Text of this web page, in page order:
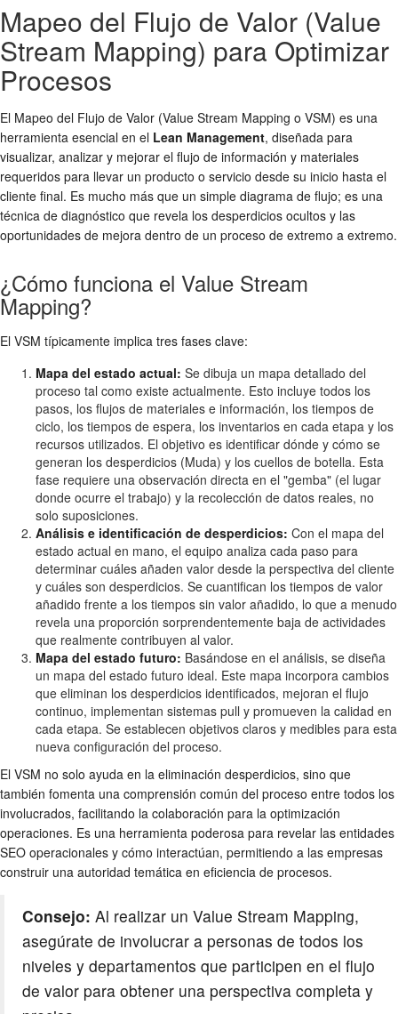
Mapeo del Flujo de Valor (Value
Stream Mapping) para Optimizar
Procesos
El Mapeo del Flujo de Valor (Value Stream Mapping o VSM) es una
herramienta esencial en el Lean Management, diseñada para
visualizar, analizar y mejorar el flujo de información y materiales
requeridos para llevar un producto o servicio desde su inicio hasta el
cliente final. Es mucho más que un simple diagrama de flujo; es una
técnica de diagnóstico que revela los desperdicios ocultos y las
oportunidades de mejora dentro de un proceso de extremo a extremo.
¿Cómo funciona el Value Stream
Mapping?
El VSM típicamente implica tres fases clave:
Mapa del estado actual: Se dibuja un mapa detallado del
proceso tal como existe actualmente. Esto incluye todos los
pasos, los flujos de materiales e información, los tiempos de
ciclo, los tiempos de espera, los inventarios en cada etapa y los
recursos utilizados. El objetivo es identificar dónde y cómo se
generan los desperdicios (Muda) y los cuellos de botella. Esta
fase requiere una observación directa en el "gemba" (el lugar
donde ocurre el trabajo) y la recolección de datos reales, no
solo suposiciones.
Análisis e identificación de desperdicios: Con el mapa del
estado actual en mano, el equipo analiza cada paso para
determinar cuáles añaden valor desde la perspectiva del cliente
y cuáles son desperdicios. Se cuantifican los tiempos de valor
añadido frente a los tiempos sin valor añadido, lo que a menudo
revela una proporción sorprendentemente baja de actividades
que realmente contribuyen al valor.
Mapa del estado futuro: Basándose en el análisis, se diseña
un mapa del estado futuro ideal. Este mapa incorpora cambios
que eliminan los desperdicios identificados, mejoran el flujo
continuo, implementan sistemas pull y promueven la calidad en
cada etapa. Se establecen objetivos claros y medibles para esta
nueva configuración del proceso.
El VSM no solo ayuda en la eliminación desperdicios, sino que
también fomenta una comprensión común del proceso entre todos los
involucrados, facilitando la colaboración para la optimización
operaciones. Es una herramienta poderosa para revelar las entidades
SEO operacionales y cómo interactúan, permitiendo a las empresas
construir una autoridad temática en eficiencia de procesos.
Consejo: Al realizar un Value Stream Mapping,
asegúrate de involucrar a personas de todos los
niveles y departamentos que participen en el flujo
de valor para obtener una perspectiva completa y